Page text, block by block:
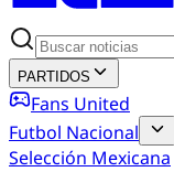
PARTIDOS
Fans United
Futbol Nacional
Selección Mexicana